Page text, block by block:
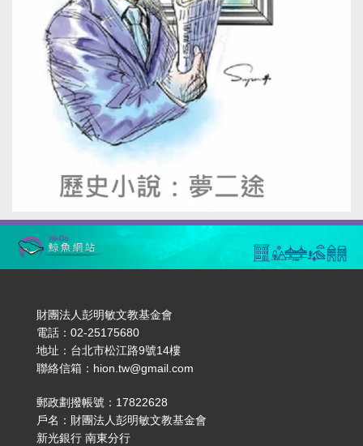
財團法人彭明敏文教基金會
電話：02-25175680
地址：台北市松江路9號14樓
聯絡信箱：hion.tw@gmail.com
郵政劃撥帳號：17822628
戶名：財團法人彭明敏文教基金會
新光銀行 南東分行